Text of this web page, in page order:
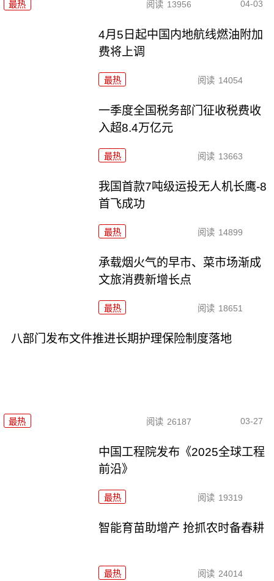
最热 阅读 13956 04-03
4月5日起中国内地航线燃油附加
费将上调
最热 阅读 14054
一季度全国税务部门征收税费收
入超8.4万亿元
最热 阅读 13663
我国首款7吨级运投无人机长鹰-8
首飞成功
最热 阅读 14899
承载烟火气的早市、菜市场渐成
文旅消费新增长点
最热 阅读 18651
八部门发布文件推进长期护理保险制度落地
最热 阅读 26187 03-27
中国工程院发布《2025全球工程
前沿》
最热 阅读 19319
智能育苗助增产 抢抓农时备春耕
最热 阅读 24014